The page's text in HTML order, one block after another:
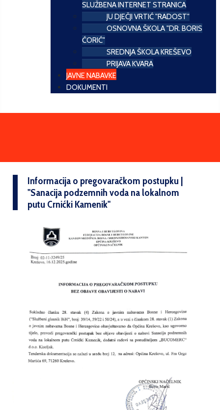
SLUŽBENA INTERNET STRANICA
JU DJEČJI VRTIĆ "RADOST"
OSNOVNA ŠKOLA "DR. BORIS
ĆORIĆ"
SREDNJA ŠKOLA KREŠEVO
PRIJAVA KVARA
JAVNE NABAVKE
DOKUMENTI
Informacija o pregovaračkom postupku |
''Sanacija podzemnih voda na lokalnom
putu Crnićki Kamenik''